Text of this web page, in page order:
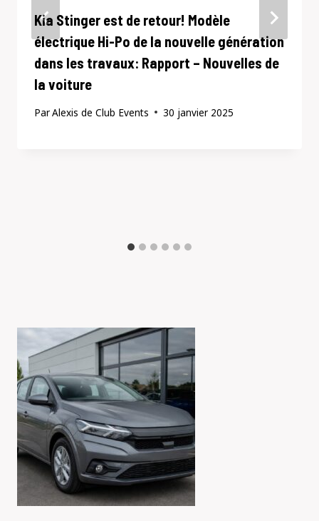
Kia Stinger est de retour! Modèle
électrique Hi-Po de la nouvelle génération
dans les travaux: Rapport – Nouvelles de
la voiture
ParAlexis de Club Events 30 janvier 2025